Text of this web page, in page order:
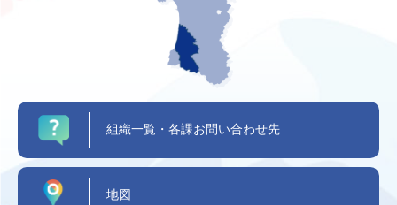
組織一覧・各課お問い合わせ先
地図